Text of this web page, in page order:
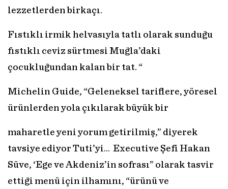
lezzetlerden birkaçı.
Fıstıklı irmik helvasıyla tatlı olarak sunduğu
fıstıklı ceviz sürtmesi Muğla’daki
çocukluğundan kalan bir tat. “
Michelin Guide, “Geleneksel tariflere, yöresel
ürünlerden yola çıkılarak büyük bir
maharetle yeni yorum getirilmiş,” diyerek
tavsiye ediyor Tuti’yi… Executive Şefi Hakan
Süve, ‘Ege ve Akdeniz’in sofrası” olarak tasvir
ettiği menü için ilhamını, “ürünü ve